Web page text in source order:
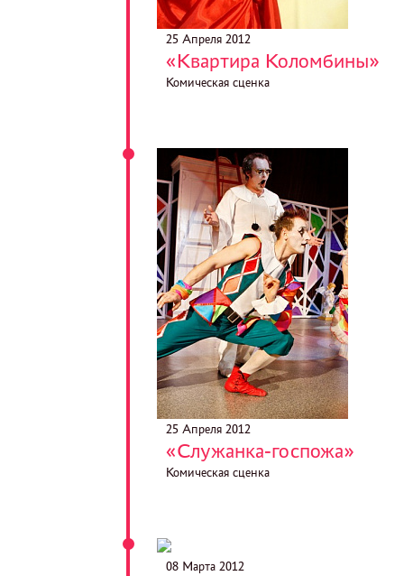
25 Апреля 2012
«Квартира Коломбины»
Комическая сценка
25 Апреля 2012
«Служанка-госпожа»
Комическая сценка
08 Марта 2012